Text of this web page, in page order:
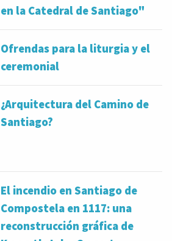
en la Catedral de Santiago"
Ofrendas para la liturgia y el
ceremonial
¿Arquitectura del Camino de
Santiago?
El incendio en Santiago de
Compostela en 1117: una
reconstrucción gráfica de